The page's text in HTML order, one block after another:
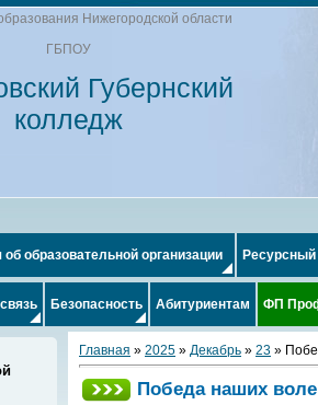
Нижегородской области
ГБПОУ
Губернский
колледж
образовательной организации Ресурсный
Безопасность Абитуриентам ФП
Главная » 2025 » Декабрь » 23 »
Победа наших